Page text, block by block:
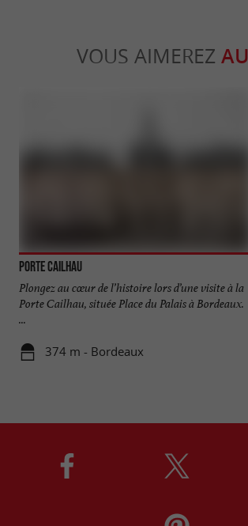
VOUS AIMEREZ
Porte Cailhau
Plongez au cœur de l’histoire lors d’une visite à la
Porte Cailhau, située Place du Palais à Bordeaux.
...
374 m - Bordeaux